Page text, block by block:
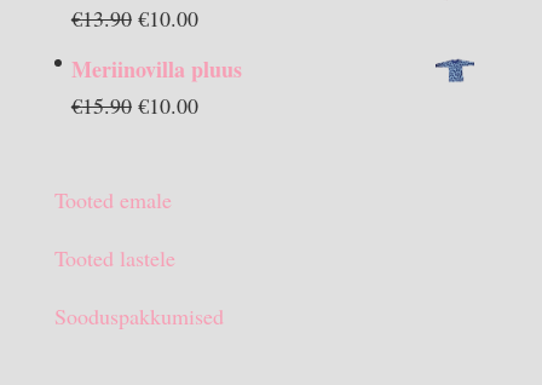
€13.90 Algne
€10.00Praegune
on:
Meriinovilla pluus
€15.90 Algne
€15.90.
€10.00Praegune
Tooted emale
Tooted lastele
Sooduspakkumised